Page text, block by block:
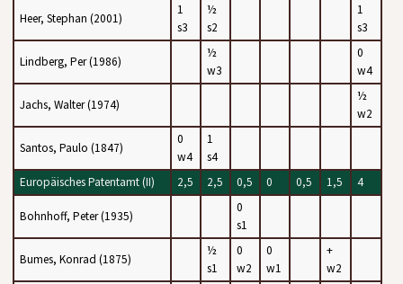
Heer, Stephan (2001)
1
s3
½
s2
1
s3
Lindberg, Per (1986)
½
w3
0
w4
Jachs, Walter (1974)
½
w2
Santos, Paulo (1847)
0
w4
1
s4
Europäisches Patentamt (II)
2,5 2,5 0,5 0 0,5 1,5 4
Bohnhoff, Peter (1935)
0
s1
Bumes, Konrad (1875)
½
s1
0
w2
0
w1
+
w2